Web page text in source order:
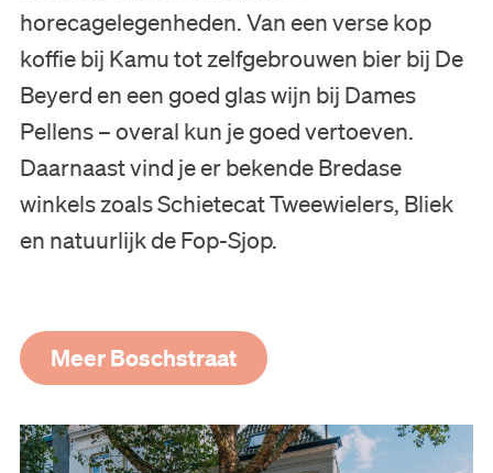
horecagelegenheden. Van een verse kop
koffie bij Kamu tot zelfgebrouwen bier bij De
Beyerd en een goed glas wijn bij Dames
Pellens – overal kun je goed vertoeven.
Daarnaast vind je er bekende Bredase
winkels zoals Schietecat Tweewielers, Bliek
en natuurlijk de Fop-Sjop.
Meer Boschstraat